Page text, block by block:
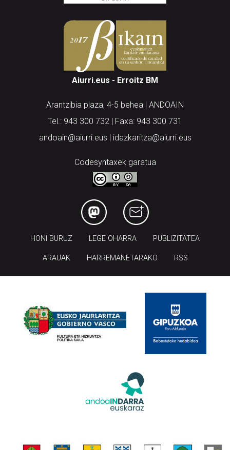
Aiurri.eus - Erroitz BM
Arantzibia plaza, 4-5 behea | ANDOAIN
Tel.: 943 300 732 | Faxa: 943 300 731
andoain@aiurri.eus | idazkaritza@aiurri.eus
Codesyntaxek garatua
HONI BURUZ LEGE OHARRA PUBLIZITATEA
ARAUAK HARREMANETARAKO RSS